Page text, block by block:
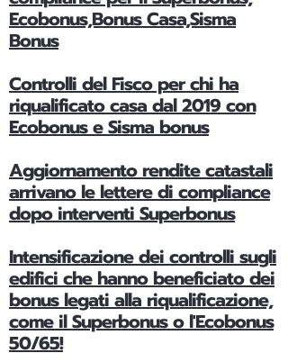
Ecobonus,Bonus Casa,Sisma
Bonus
Controlli del Fisco per chi ha
riqualificato casa dal 2019 con
Ecobonus e Sisma bonus
Aggiornamento rendite catastali
arrivano le lettere di compliance
dopo interventi Superbonus
Intensificazione dei controlli sugli
edifici che hanno beneficiato dei
bonus legati alla riqualificazione,
come il Superbonus o l'Ecobonus
50/65!